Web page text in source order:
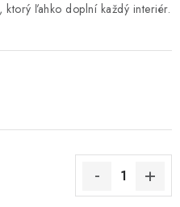
ktorý ľahko doplní každý interiér.